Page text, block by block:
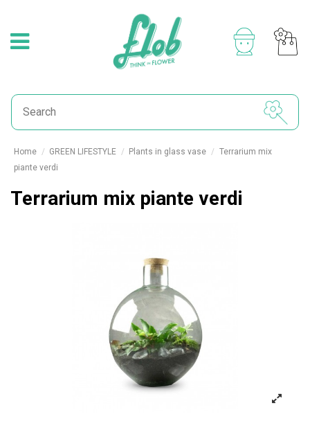
Home GREEN LIFESTYLE Plants in glass vase
Terrarium mix
piante verdi
Terrarium mix piante verdi